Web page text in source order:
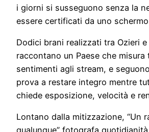
i giorni si susseguono senza la
essere certificati da uno
Dodici brani realizzati tra Ozieri e
raccontano un Paese che misura
sentimenti agli stream, e
prova a restare integro mentre
chiede esposizione, velocità e
Lontano dalla mitizzazione, “Un